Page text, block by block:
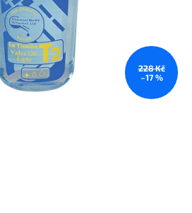
228 Kč
–17 %